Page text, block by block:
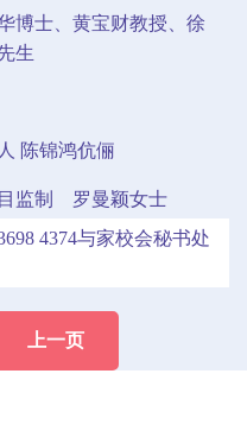
博士、黄宝财教授、徐
生
陈锦鸿伉俪
监制 罗曼颖女士
4374与家校会秘书处
上一页